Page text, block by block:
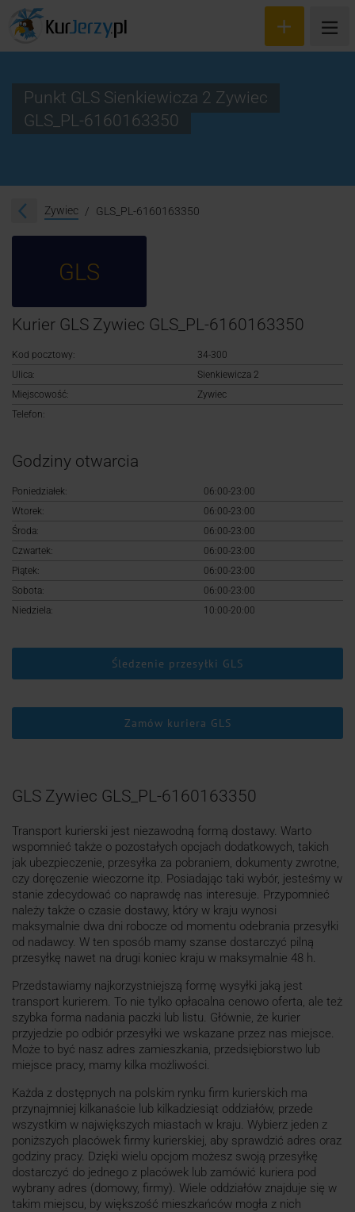
Śledzenie przesyłki
Logowanie
Rejestracja
Punkt GLS Sienkiewicza 2 Zywiec
GLS_PL-6160163350
Zywiec GLS_PL-6160163350
GLS
Kurier GLS Zywiec GLS_PL-6160163350
Kod pocztowy:
34-300
Ulica:
Sienkiewicza 2
Miejscowość:
Zywiec
Telefon:
Godziny otwarcia
Poniedziałek:
06:00-23:00
Wtorek:
06:00-23:00
Środa:
06:00-23:00
Czwartek:
06:00-23:00
Piątek:
06:00-23:00
Sobota:
06:00-23:00
Niedziela:
10:00-20:00
Śledzenie przesyłki GLS
Zamów kuriera GLS
GLS Zywiec GLS_PL-6160163350
Transport kurierski jest niezawodną formą dostawy. Warto
wspomnieć także o pozostałych opcjach dodatkowych, takich
jak ubezpieczenie, przesyłka za pobraniem, dokumenty zwrotne,
czy doręczenie wieczorne itp. Posiadając taki wybór, jesteśmy w
stanie zdecydować co naprawdę nas interesuje. Przypomnieć
należy także o czasie dostawy, który w kraju wynosi
maksymalnie dwa dni robocze od momentu odebrania przesyłki
od nadawcy. W ten sposób mamy szanse dostarczyć pilną
przesyłkę nawet na drugi koniec kraju w maksymalnie 48 h.
Przedstawiamy najkorzystniejszą formę wysyłki jaką jest
transport kurierem. To nie tylko opłacalna cenowo oferta, ale też
szybka forma nadania paczki lub listu. Głównie, że kurier
przyjedzie po odbiór przesyłki we wskazane przez nas miejsce.
Może to być nasz adres zamieszkania, przedsiębiorstwo lub
miejsce pracy, mamy kilka możliwości.
Każda z dostępnych na polskim rynku firm kurierskich ma
przynajmniej kilkanaście lub kilkadziesiąt oddziałów, przede
wszystkim w największych miastach w kraju. Wybierz jeden z
poniższych placówek firmy kurierskiej, aby sprawdzić adres oraz
godziny pracy. Dzięki wielu opcjom możesz swoją przesyłkę
dostarczyć do jednego z placówek lub zamówić kuriera pod
wybrany adres (domowy, firmy). Wiele oddziałów znajduje się w
takim miejscu, by większość mieszkańców mogła z nich